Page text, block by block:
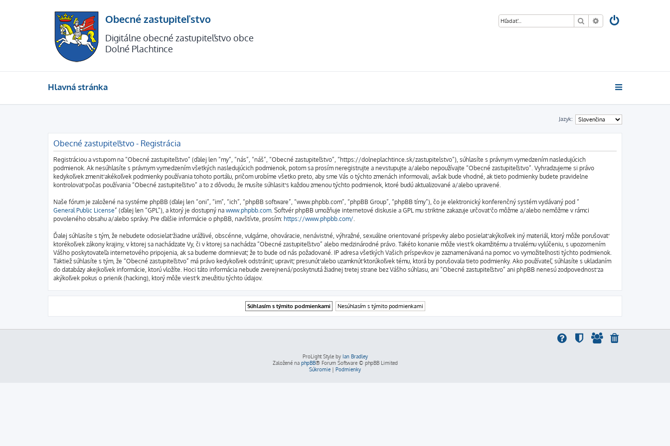
Obecné zastupiteľstvo
Digitálne obecné zastupiteľstvo obce
Dolné Plachtince
Hľadať Rozšírené vyhľadávanie
Hlavná stránka
Jazyk:
Obecné zastupiteľstvo - Registrácia
Registráciou a vstupom na “Obecné zastupiteľstvo” (ďalej len “my”, “nás”, “náš”, “Obecné zastupiteľstvo”, “https://dolneplachtince.sk/zastupitelstvo”), súhlasíte s právnym vymedzením nasledujúcich
podmienok. Ak nesúhlasíte s právnym vymedzením všetkých nasledujúcich podmienok, potom sa prosím neregistrujte a nevstupujte a/alebo nepoužívajte “Obecné zastupiteľstvo”. Vyhradzujeme si právo
kedykoľvek zmeniť akékoľvek podmienky používania tohoto portálu, pričom urobíme všetko preto, aby sme Vás o týchto zmenách informovali, avšak bude vhodné, ak tieto podmienky budete pravidelne
kontrolovať počas používania “Obecné zastupiteľstvo” a to z dôvodu, že musíte súhlasiť s každou zmenou týchto podmienok, ktoré budú aktualizované a/alebo upravené.
Naše fórum je založené na systéme phpBB (ďalej len “oni”, “im”, “ich”, “phpBB software”, “www.phpbb.com”, “phpBB Group”, “phpBB tímy”), čo je elektronický konferenčný systém vydávaný pod “
General Public License” (ďalej len “GPL”), a ktorý je dostupný na www.phpbb.com . Softvér phpBB umožňuje internetové diskusie a GPL mu striktne zakazuje určovať čo môžme a/alebo nemôžme v rámci
povoleného obsahu a/alebo správy. Pre ďalšie informácie o phpBB, navštívte, prosím: https://www.phpbb.com/
Ďalej súhlasíte s tým, že nebudete odosielať žiadne urážlivé, obscénne, vulgárne, ohováracie, nenávistné, výhražné, sexuálne orientované príspevky alebo posielať akýkoľvek iný materiál, ktorý môže porušovať
ktorékoľvek zákony krajiny, v ktorej sa nachádzate Vy, či v ktorej sa nachádza “Obecné zastupiteľstvo” alebo medzinárodné právo. Takéto konanie môže viesť k okamžitému a trvalému vylúčeniu, s upozornením
Vášho poskytovateľa internetového pripojenia, ak sa budeme domnievať, že to bude od nás požadované. IP adresa všetkých Vašich príspevkov je zaznamenávaná na pomoc vo vymožiteľnosti týchto podmienok.
Taktiež súhlasíte s tým, že “Obecné zastupiteľstvo” má právo kedykoľvek odstrániť, upraviť, presunúť alebo uzamknúť ktorúkoľvek tému, ktorá by porušovala tieto podmienky. Ako používateľ, súhlasíte s ukladaním
do databázy akejkoľvek informácie, ktorú vložíte. Hoci táto informácia nebude zverejnená/poskytnutá žiadnej tretej strane bez Vášho súhlasu, ani “Obecné zastupiteľstvo” ani phpBB nenesú zodpovednosť za
akýkoľvek pokus o prienik (hacking), ktorý môže viesť k zneužitiu týchto údajov.
ProLight Style by Ian Bradley
Založené na phpBB® Forum Software © phpBB Limited
Súkromie | Podmienky